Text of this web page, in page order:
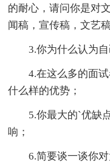
的耐心，请问你是对
闻稿，宣传稿，文艺稿
3.你为什么认为自
4.在这么多的面试
什么样的优势；
5.你最大的`优缺点
响；
6.简要谈一谈你对